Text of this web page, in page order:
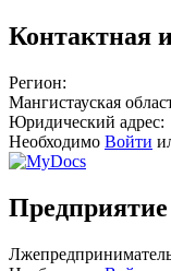
Контактная
Регион:
Мангистауская
Юридический адрес:
Необходимо Войти
Предприятие